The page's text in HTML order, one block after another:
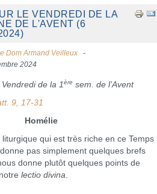
LE VENDREDI DE LA
DE L'AVENT (6
Dom Armand Veilleux
2024
de la 1ère sem. de l’Avent
9, 17-31
Homélie
liturgique qui est très riche en ce Temps
pas simplement quelques brefs
donne plutôt quelques points de
lectio divina.